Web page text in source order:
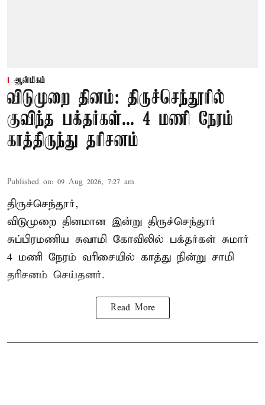
ஆன்மிகம்
விடுமுறை தினம்: திருச்செந்தூரில்
குவிந்த பக்தர்கள்... 4 மணி நேரம்
காத்திருந்து தரிசனம்
Published on: 09 Aug 2026, 7:27 am
திருச்செந்தூர்,
விடுமுறை தினமான இன்று திருச்செந்தூர்
சுப்பிரமணிய சுவாமி கோவிலில் பக்தர்கள் சுமார்
4 மணி நேரம் வரிசையில் காத்து நின்று சாமி
தரிசனம் செய்தனர்.
Read More